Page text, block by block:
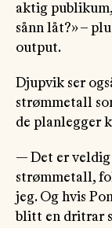
aktig
sånn låt?» –
output.
Djupvik ser
strømmetall
de planlegger
— Det er veldig
strømmetall,
jeg. Og hvis
blitt en dritrar